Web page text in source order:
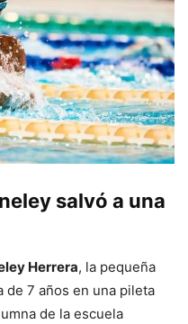
salvó a una
Herrera, la pequeña
de 7 años en una pileta
de la escuela